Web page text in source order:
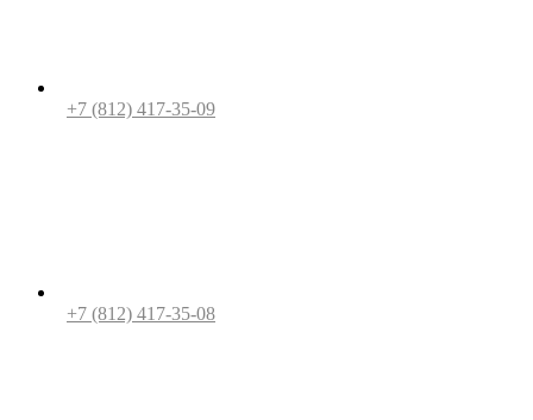
+7 (812) 417-35-09
+7 (812) 417-35-08